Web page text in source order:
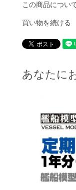
この商品につい
買い物を続ける
あなたに